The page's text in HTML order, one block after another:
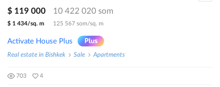
$ 119 000 10 422 020 som
$ 1 434/sq. m 125 567 som/sq. m
Activate House Plus
Real estate in Bishkek Sale Apartments
703 4